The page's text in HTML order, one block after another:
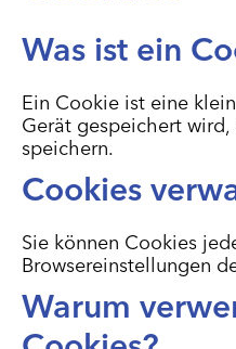
Was ist ein
Ein Cookie ist eine
Gerät gespeichert
speichern.
Cookies
Sie können Cookies
Browsereinstellungen
Warum